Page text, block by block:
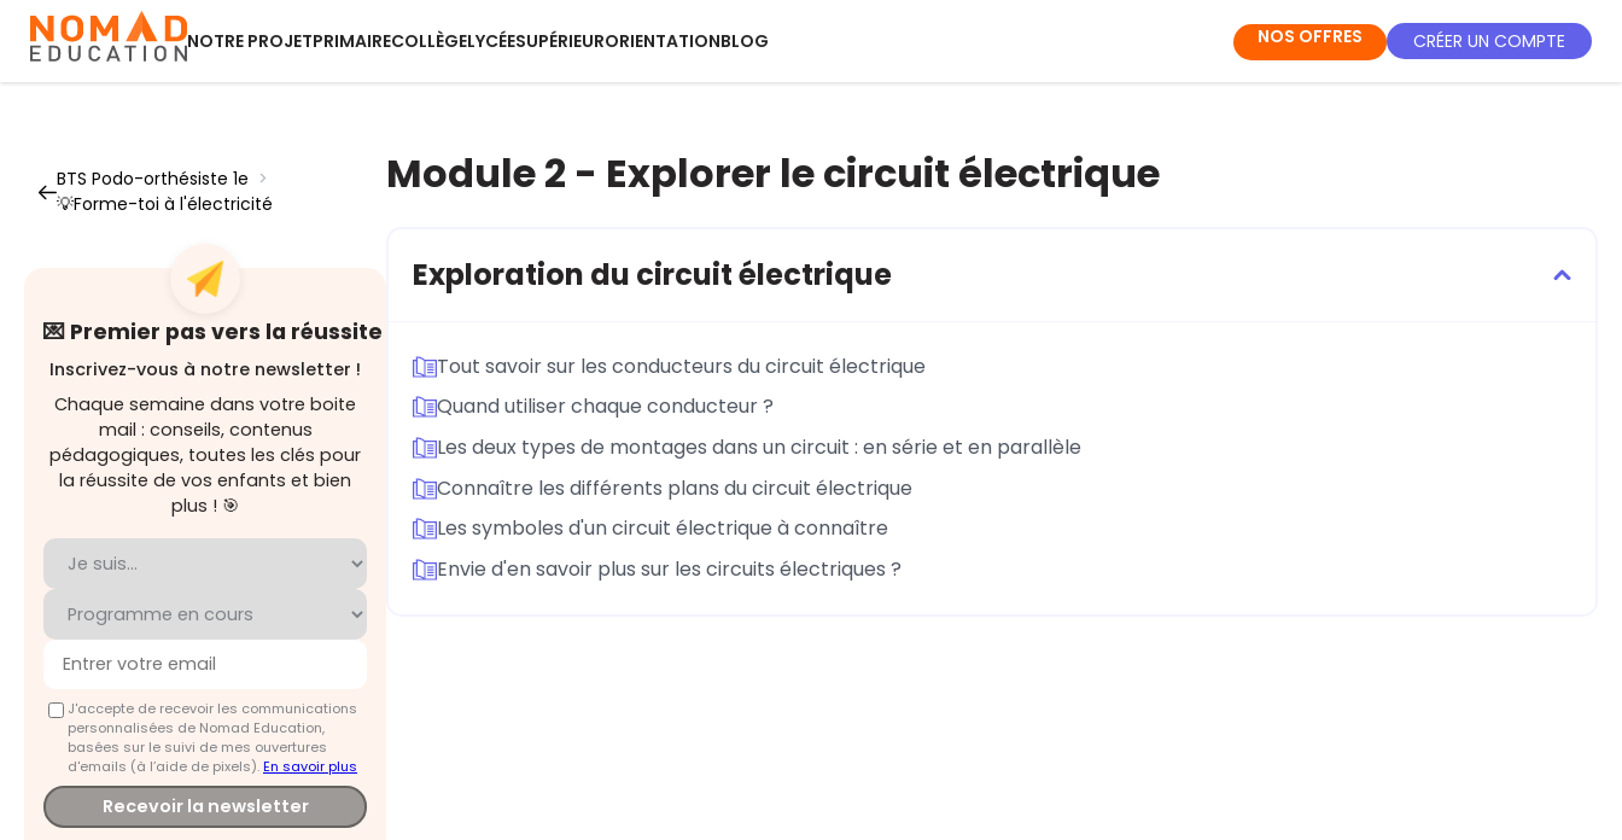
NOTRE PROJETPRIMAIRECOLLÈGELYCÉESUPÉRIEURORIENTATIONBLOG NOS OFFRES CRÉER UN COMPTE
BTS Podo-orthésiste 1e >
💡Forme-toi à l'électricité
💌 Premier pas vers la réussite
Inscrivez-vous à notre newsletter !
Chaque semaine dans votre boite
mail : conseils, contenus
pédagogiques, toutes les clés pour
la réussite de vos enfants et bien
plus ! 🎯
J'accepte de recevoir les communications
personnalisées de Nomad Education,
basées sur le suivi de mes ouvertures
d'emails (à l’aide de pixels).En savoir plus
Recevoir la newsletter
Module 2 - Explorer le circuit électrique
Exploration du circuit électrique
Tout savoir sur les conducteurs du circuit électrique
Quand utiliser chaque conducteur ?
Les deux types de montages dans un circuit : en série et en parallèle
Connaître les différents plans du circuit électrique
Les symboles d'un circuit électrique à connaître
Envie d'en savoir plus sur les circuits électriques ?